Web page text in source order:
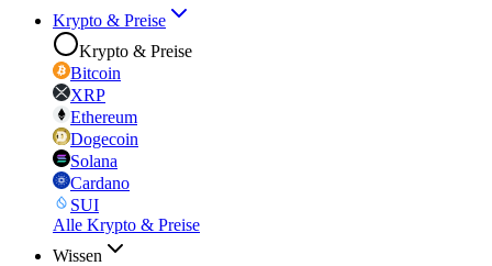
Krypto & Preise
Krypto & Preise
Bitcoin
XRP
Ethereum
Dogecoin
Solana
Cardano
SUI
Alle Krypto & Preise
Wissen